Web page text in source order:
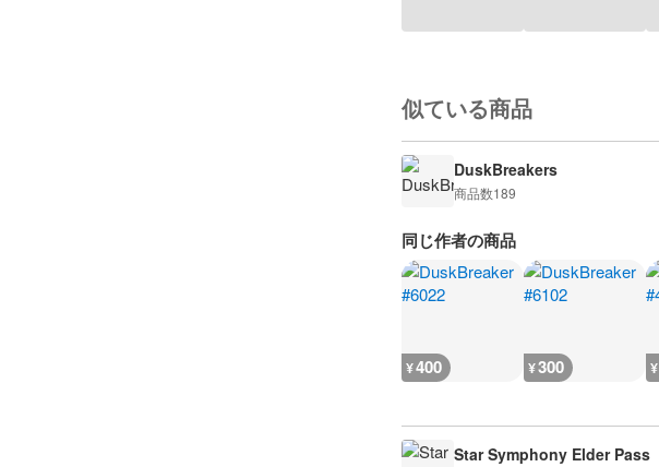
似ている商品
DuskBreakers
商品数189
同じ作者の商品
¥400 ¥300 ¥
Star Symphony Elder Pass